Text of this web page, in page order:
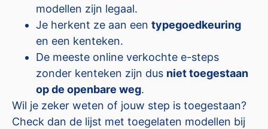
modellen zijn legaal.
Je herkent ze aan een typegoedkeuring
en een kenteken.
De meeste online verkochte e-steps
zonder kenteken zijn dus niet toegestaan
op de openbare weg.
Wil je zeker weten of jouw step is toegestaan?
Check dan de lijst met toegelaten modellen bij